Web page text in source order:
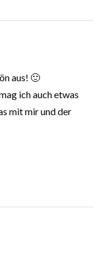
aus! 🙂
ich auch etwas
mit mir und der